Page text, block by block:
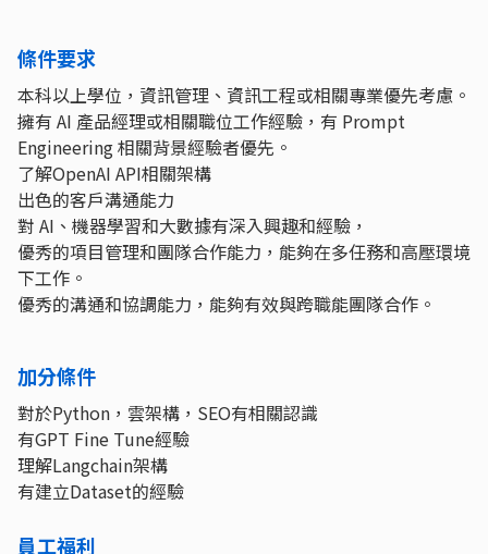
條件要求
本科以上學位，資訊管理、資訊工程或相關專業優先考慮。
擁有 AI 產品經理或相關職位工作經驗，有 Prompt
Engineering 相關背景經驗者優先。
了解OpenAI API相關架構
出色的客戶溝通能力
對 AI、機器學習和大數據有深入興趣和經驗，
優秀的項目管理和團隊合作能力，能夠在多任務和高壓環境
下工作。
優秀的溝通和協調能力，能夠有效與跨職能團隊合作。
加分條件
對於Python，雲架構，SEO有相關認識
有GPT Fine Tune經驗
理解Langchain架構
有建立Dataset的經驗
員工福利